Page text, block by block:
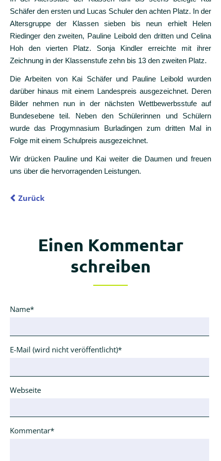
Schäfer den ersten und Lucas Schuler den achten Platz. In der
Altersgruppe der Klassen sieben bis neun erhielt Helen
Riedinger den zweiten, Pauline Leibold den dritten und Celina
Hoh den vierten Platz. Sonja Kindler erreichte mit ihrer
Zeichnung in der Klassenstufe zehn bis 13 den zweiten Platz.
Die Arbeiten von Kai Schäfer und Pauline Leibold wurden
darüber hinaus mit einem Landespreis ausgezeichnet. Deren
Bilder nehmen nun in der nächsten Wettbewerbsstufe auf
Bundesebene teil. Neben den Schülerinnen und Schülern
wurde das Progymnasium Burladingen zum dritten Mal in
Folge mit einem Schulpreis ausgezeichnet.
Wir drücken Pauline und Kai weiter die Daumen und freuen
uns über die hervorragenden Leistungen.
Zurück
Einen Kommentar
schreiben
Pflichtfeld
Name*
Pflichtfeld
E-Mail (wird nicht veröffentlicht)*
Webseite
Pflichtfeld
Kommentar*